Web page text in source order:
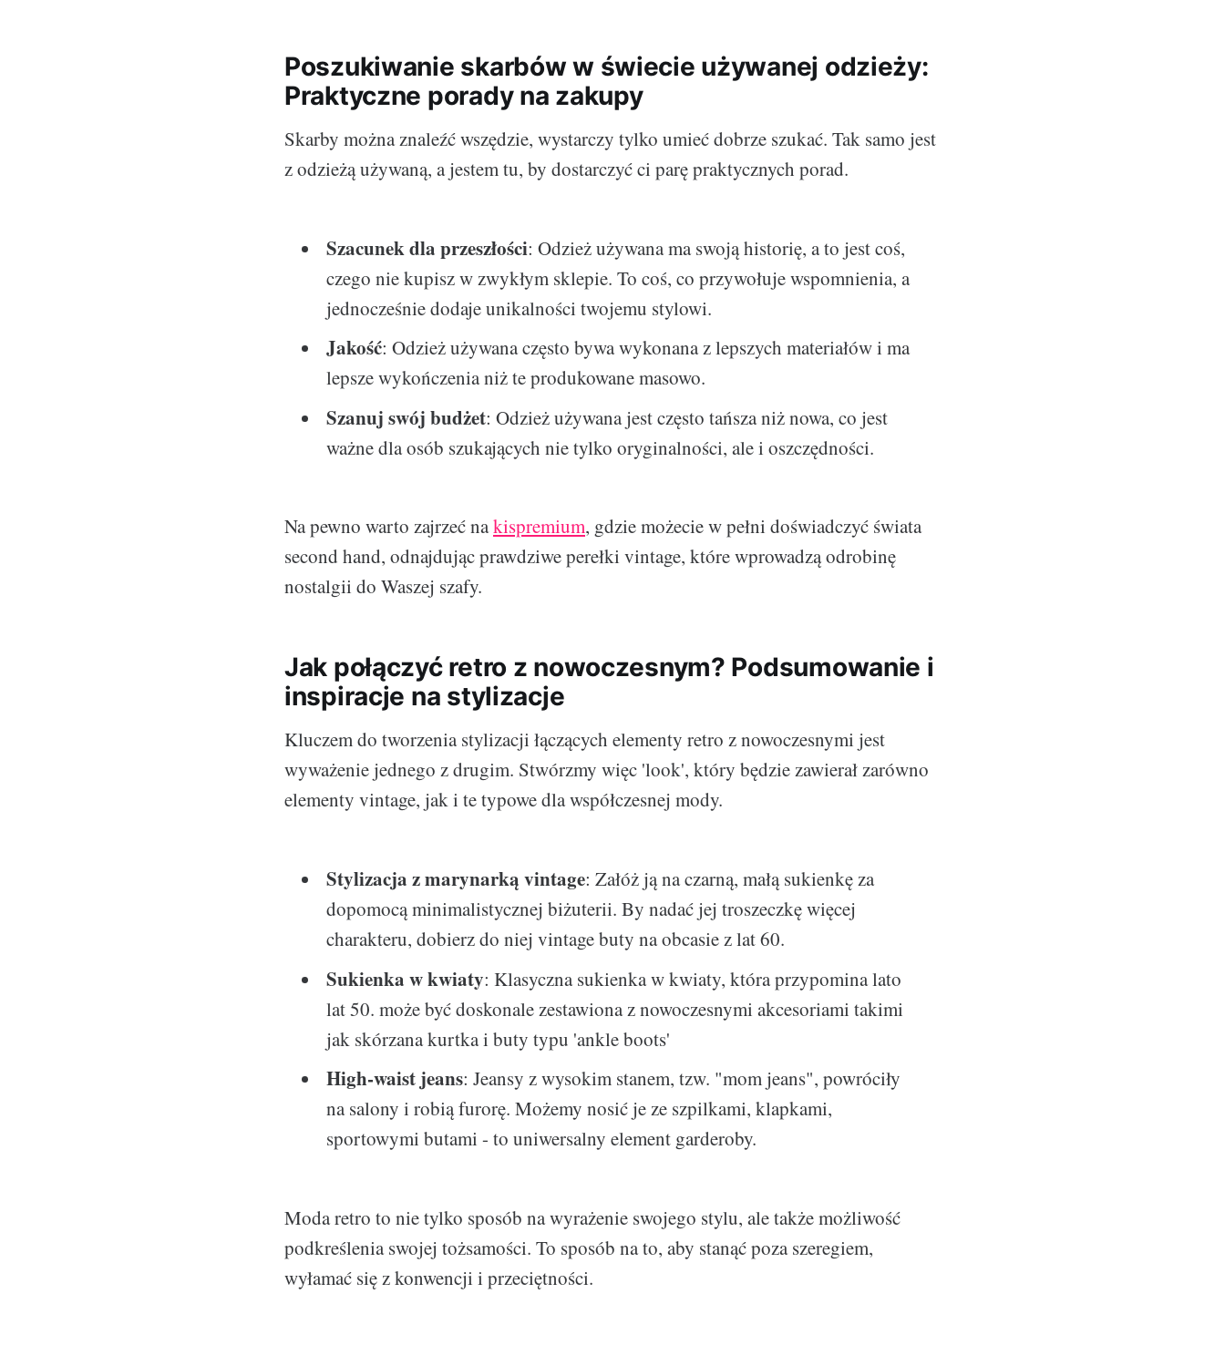
Poszukiwanie skarbów w świecie używanej odzieży:
Praktyczne porady na zakupy
Skarby można znaleźć wszędzie, wystarczy tylko umieć dobrze szukać. Tak samo jest
z odzieżą używaną, a jestem tu, by dostarczyć ci parę praktycznych porad.
Szacunek dla przeszłości: Odzież używana ma swoją historię, a to jest coś,
czego nie kupisz w zwykłym sklepie. To coś, co przywołuje wspomnienia, a
jednocześnie dodaje unikalności twojemu stylowi.
Jakość: Odzież używana często bywa wykonana z lepszych materiałów i ma
lepsze wykończenia niż te produkowane masowo.
Szanuj swój budżet: Odzież używana jest często tańsza niż nowa, co jest
ważne dla osób szukających nie tylko oryginalności, ale i oszczędności.
Na pewno warto zajrzeć nakispremium, gdzie możecie w pełni doświadczyć świata
second hand, odnajdując prawdziwe perełki vintage, które wprowadzą odrobinę
nostalgii do Waszej szafy.
Jak połączyć retro z nowoczesnym? Podsumowanie i
inspiracje na stylizacje
Kluczem do tworzenia stylizacji łączących elementy retro z nowoczesnymi jest
wyważenie jednego z drugim. Stwórzmy więc 'look', który będzie zawierał zarówno
elementy vintage, jak i te typowe dla współczesnej mody.
Stylizacja z marynarką vintage: Załóż ją na czarną, małą sukienkę za
dopomocą minimalistycznej biżuterii. By nadać jej troszeczkę więcej
charakteru, dobierz do niej vintage buty na obcasie z lat 60.
Sukienka w kwiaty: Klasyczna sukienka w kwiaty, która przypomina lato
lat 50. może być doskonale zestawiona z nowoczesnymi akcesoriami takimi
jak skórzana kurtka i buty typu 'ankle boots'
High-waist jeans: Jeansy z wysokim stanem, tzw. "mom jeans", powróciły
na salony i robią furorę. Możemy nosić je ze szpilkami, klapkami,
sportowymi butami - to uniwersalny element garderoby.
Moda retro to nie tylko sposób na wyrażenie swojego stylu, ale także możliwość
podkreślenia swojej tożsamości. To sposób na to, aby stanąć poza szeregiem,
wyłamać się z konwencji i przeciętności.